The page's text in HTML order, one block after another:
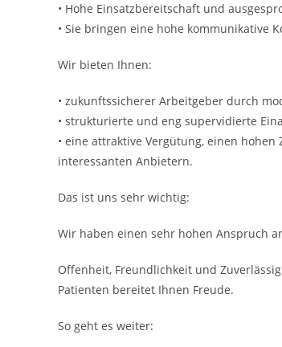
• Hohe Einsatzbereitschaft und
• Sie bringen eine hohe kommunikative
Wir bieten Ihnen:
• zukunftssicherer Arbeitgeber durch
• strukturierte und eng supervidierte
• eine attraktive Vergütung, einen
interessanten Anbietern.
Das ist uns sehr wichtig:
Wir haben einen sehr hohen Anspruch
Offenheit, Freundlichkeit und
Patienten bereitet Ihnen Freude.
So geht es weiter: